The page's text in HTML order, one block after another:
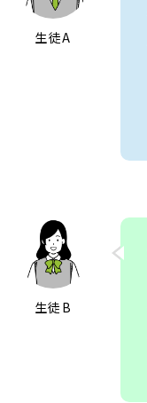
生徒A
生徒B